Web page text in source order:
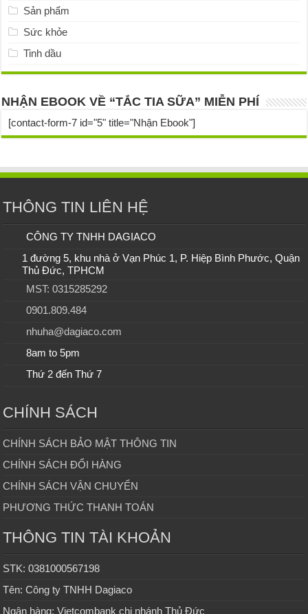
Sản phẩm
Sức khỏe
Tinh dầu
NHẬN EBOOK VỀ “TẮC TIA SỮA” MIỄN PHÍ
[contact-form-7 id="5" title="Nhận Ebook"]
THÔNG TIN LIÊN HỆ
CÔNG TY TNHH DAGIACO
1 đường 5, khu nhà ở Vạn Phúc 1, P. Hiệp Bình Phước, Quận
Thủ Đức, TPHCM
MST: 0315285292
0901.809.484
nhuha@dagiaco.com
8am to 5pm
Thứ 2 đến Thứ 7
CHÍNH SÁCH
CHÍNH SÁCH BẢO MẬT THÔNG TIN
CHÍNH SÁCH ĐỔI HÀNG
CHÍNH SÁCH VẬN CHUYỂN
PHƯƠNG THỨC THANH TOÁN
THÔNG TIN TÀI KHOẢN
STK: 0381000567198
Tên: Công ty TNHH Dagiaco
Ngân hàng: Vietcombank chi nhánh Thủ Đức